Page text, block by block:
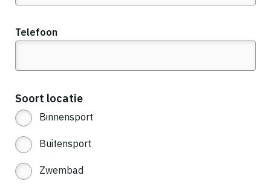
Telefoon
Soort locatie
Binnensport
Buitensport
Zwembad